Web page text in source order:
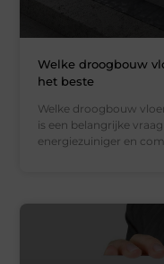
Welke droogbouw
het beste
Welke droogbouw
is een belangrijke
energiezuiniger en